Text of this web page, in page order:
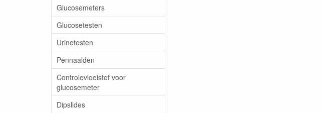
Glucosemeters
Glucosetesten
Urinetesten
Pennaalden
Controlevloeistof voor
glucosemeter
Dipslides